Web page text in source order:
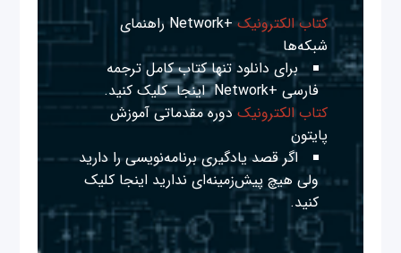
کتاب الکترونیک
+Network راهنمای
شبکه‌ها
برای دانلود تنها کتاب کامل ترجمه
فارسی +Network
اینجا کلیک کنید.
کتاب الکترونیک دوره مقدماتی آموزش
پایتون
اگر قصد یادگیری برنامه‌نویسی را دارید
ولی هیچ پیش‌زمینه‌ای نداریداینجا کلیک
کنید.